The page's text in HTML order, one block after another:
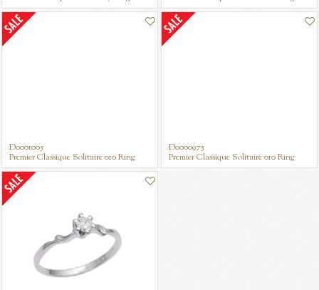
D0001005
Premier Classique Solitaire 010 Ring
D0000975
Premier Classique Solitaire 010 Ring